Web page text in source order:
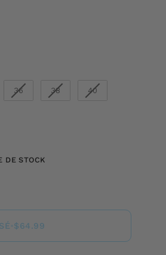
36 38 40
DE STOCK
$64.99